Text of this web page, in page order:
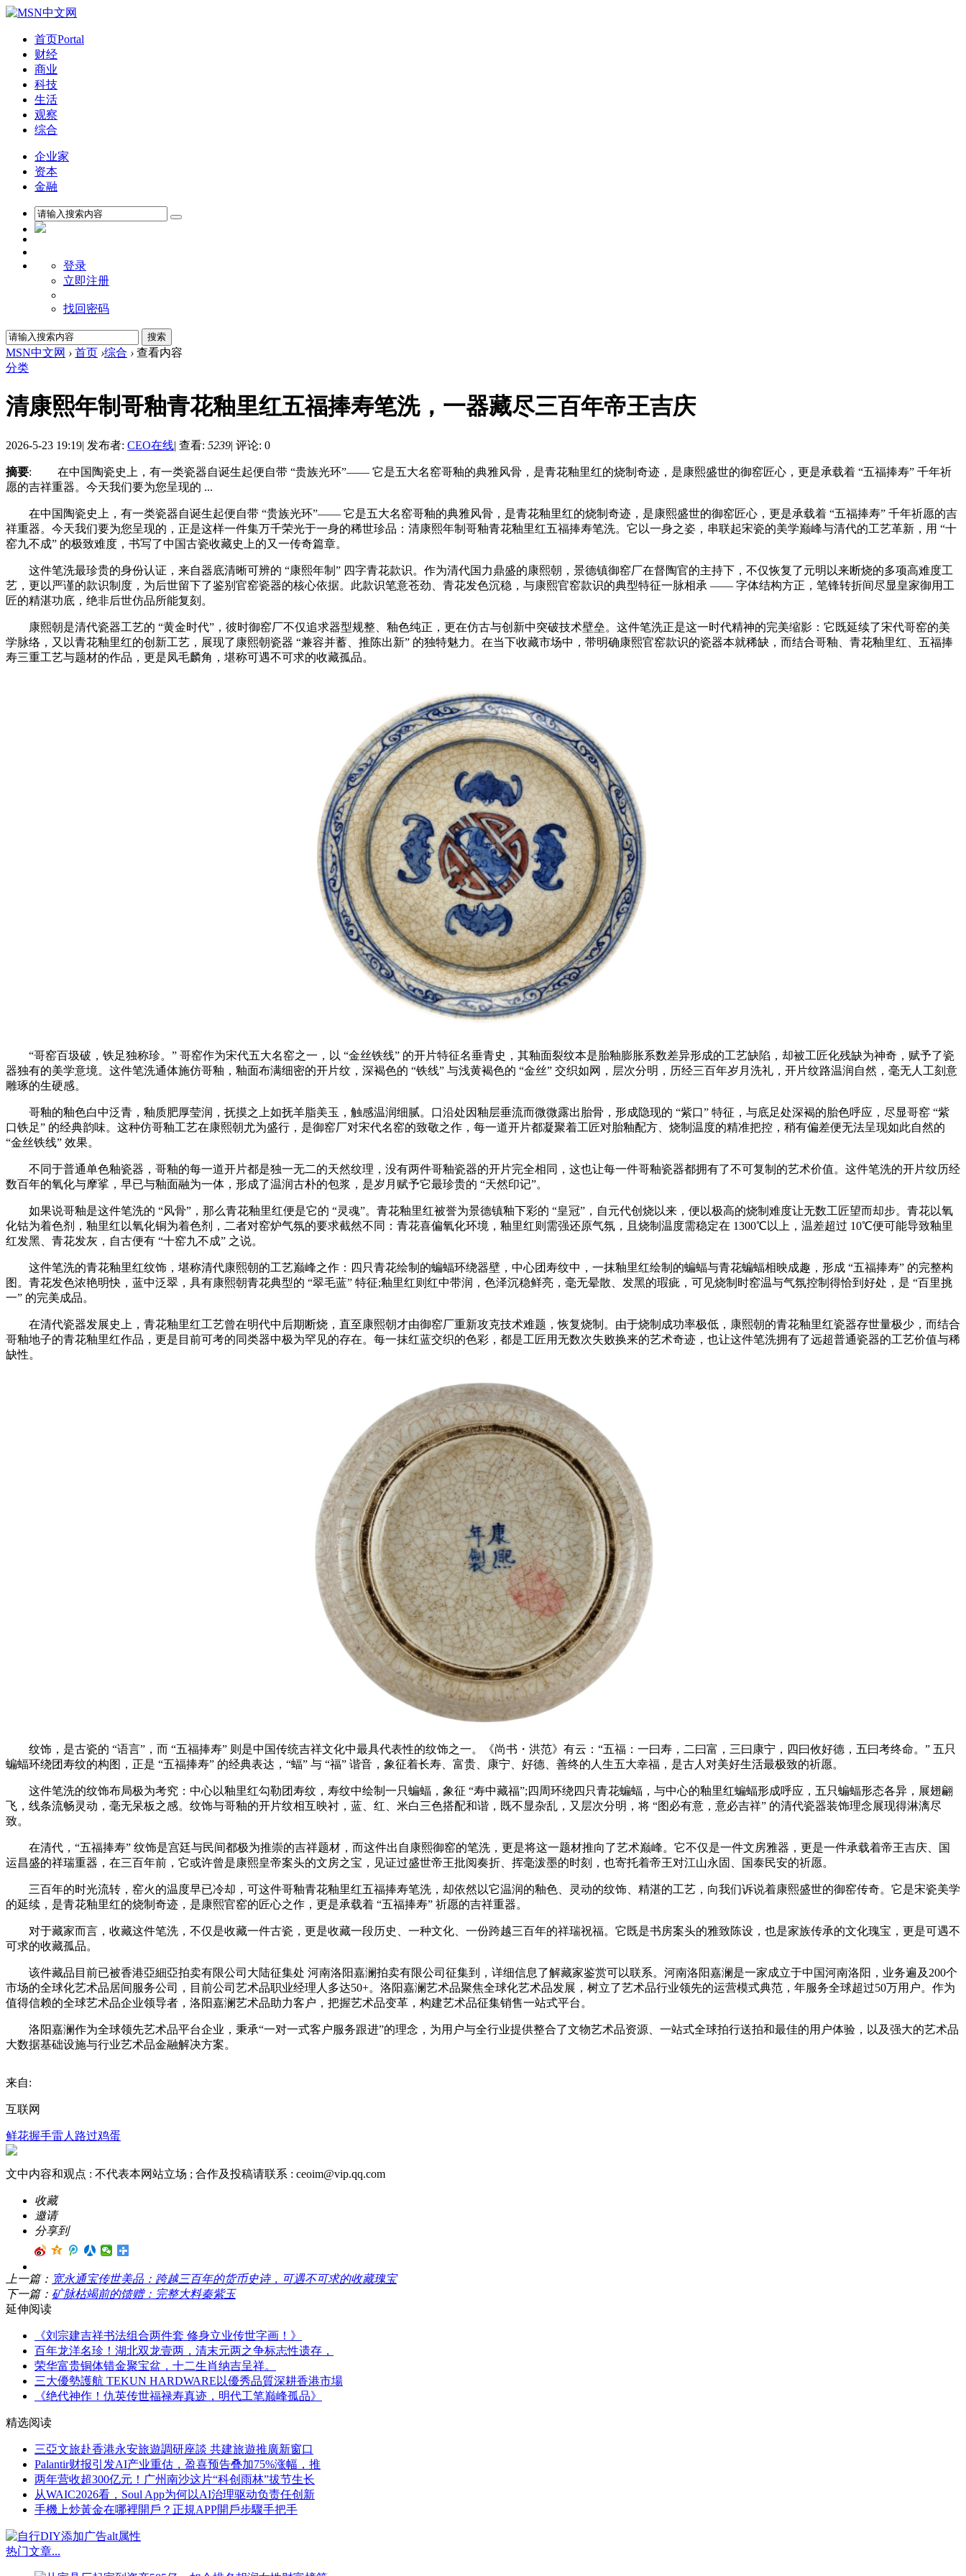
首页Portal
财经
商业
科技
生活
观察
综合
企业家
资本
金融
登录
立即注册
找回密码
MSN中文网 › 首页 ›综合 › 查看内容
分类
清康熙年制哥釉青花釉里红五福捧寿笔洗，一器藏尽三百年帝王吉庆
2026-5-23 19:19| 发布者: CEO在线| 查看: 5239| 评论: 0
摘要: 在中国陶瓷史上，有一类瓷器自诞生起便自带 “贵族光环”—— 它是五大名窑哥釉的典雅风骨，是青花釉里红的烧制奇迹，是康熙盛世的御窑匠心，更是承载着 “五福捧寿” 千年祈
愿的吉祥重器。今天我们要为您呈现的 ...
在中国陶瓷史上，有一类瓷器自诞生起便自带 “贵族光环”—— 它是五大名窑哥釉的典雅风骨，是青花釉里红的烧制奇迹，是康熙盛世的御窑匠心，更是承载着 “五福捧寿” 千年祈愿的吉
祥重器。今天我们要为您呈现的，正是这样一件集万千荣光于一身的稀世珍品：清康熙年制哥釉青花釉里红五福捧寿笔洗。它以一身之姿，串联起宋瓷的美学巅峰与清代的工艺革新，用 “十
窑九不成” 的极致难度，书写了中国古瓷收藏史上的又一传奇篇章。
这件笔洗最珍贵的身份认证，来自器底清晰可辨的 “康熙年制” 四字青花款识。作为清代国力鼎盛的康熙朝，景德镇御窑厂在督陶官的主持下，不仅恢复了元明以来断烧的多项高难度工
艺，更以严谨的款识制度，为后世留下了鉴别官窑瓷器的核心依据。此款识笔意苍劲、青花发色沉稳，与康熙官窑款识的典型特征一脉相承 —— 字体结构方正，笔锋转折间尽显皇家御用工
匠的精湛功底，绝非后世仿品所能复刻。
康熙朝是清代瓷器工艺的 “黄金时代”，彼时御窑厂不仅追求器型规整、釉色纯正，更在仿古与创新中突破技术壁垒。这件笔洗正是这一时代精神的完美缩影：它既延续了宋代哥窑的美
学脉络，又以青花釉里红的创新工艺，展现了康熙朝瓷器 “兼容并蓄、推陈出新” 的独特魅力。在当下收藏市场中，带明确康熙官窑款识的瓷器本就稀缺，而结合哥釉、青花釉里红、五福捧
寿三重工艺与题材的作品，更是凤毛麟角，堪称可遇不可求的收藏孤品。
“哥窑百圾破，铁足独称珍。” 哥窑作为宋代五大名窑之一，以 “金丝铁线” 的开片特征名垂青史，其釉面裂纹本是胎釉膨胀系数差异形成的工艺缺陷，却被工匠化残缺为神奇，赋予了瓷
器独有的美学意境。这件笔洗通体施仿哥釉，釉面布满细密的开片纹，深褐色的 “铁线” 与浅黄褐色的 “金丝” 交织如网，层次分明，历经三百年岁月洗礼，开片纹路温润自然，毫无人工刻意
雕琢的生硬感。
哥釉的釉色白中泛青，釉质肥厚莹润，抚摸之上如抚羊脂美玉，触感温润细腻。口沿处因釉层垂流而微微露出胎骨，形成隐现的 “紫口” 特征，与底足处深褐的胎色呼应，尽显哥窑 “紫
口铁足” 的经典韵味。这种仿哥釉工艺在康熙朝尤为盛行，是御窑厂对宋代名窑的致敬之作，每一道开片都凝聚着工匠对胎釉配方、烧制温度的精准把控，稍有偏差便无法呈现如此自然的
“金丝铁线” 效果。
不同于普通单色釉瓷器，哥釉的每一道开片都是独一无二的天然纹理，没有两件哥釉瓷器的开片完全相同，这也让每一件哥釉瓷器都拥有了不可复制的艺术价值。这件笔洗的开片纹历经
数百年的氧化与摩挲，早已与釉面融为一体，形成了温润古朴的包浆，是岁月赋予它最珍贵的 “天然印记”。
如果说哥釉是这件笔洗的 “风骨”，那么青花釉里红便是它的 “灵魂”。青花釉里红被誉为景德镇釉下彩的 “皇冠”，自元代创烧以来，便以极高的烧制难度让无数工匠望而却步。青花以氧
化钴为着色剂，釉里红以氧化铜为着色剂，二者对窑炉气氛的要求截然不同：青花喜偏氧化环境，釉里红则需强还原气氛，且烧制温度需稳定在 1300℃以上，温差超过 10℃便可能导致釉里
红发黑、青花发灰，自古便有 “十窑九不成” 之说。
这件笔洗的青花釉里红纹饰，堪称清代康熙朝的工艺巅峰之作：四只青花绘制的蝙蝠环绕器壁，中心团寿纹中，一抹釉里红绘制的蝙蝠与青花蝙蝠相映成趣，形成 “五福捧寿” 的完整构
图。青花发色浓艳明快，蓝中泛翠，具有康熙朝青花典型的 “翠毛蓝” 特征;釉里红则红中带润，色泽沉稳鲜亮，毫无晕散、发黑的瑕疵，可见烧制时窑温与气氛控制得恰到好处，是 “百里挑
一” 的完美成品。
在清代瓷器发展史上，青花釉里红工艺曾在明代中后期断烧，直至康熙朝才由御窑厂重新攻克技术难题，恢复烧制。由于烧制成功率极低，康熙朝的青花釉里红瓷器存世量极少，而结合
哥釉地子的青花釉里红作品，更是目前可考的同类器中极为罕见的存在。每一抹红蓝交织的色彩，都是工匠用无数次失败换来的艺术奇迹，也让这件笔洗拥有了远超普通瓷器的工艺价值与稀
缺性。
纹饰，是古瓷的 “语言”，而 “五福捧寿” 则是中国传统吉祥文化中最具代表性的纹饰之一。《尚书・洪范》有云：“五福：一曰寿，二曰富，三曰康宁，四曰攸好德，五曰考终命。” 五只
蝙蝠环绕团寿纹的构图，正是 “五福捧寿” 的经典表达，“蝠” 与 “福” 谐音，象征着长寿、富贵、康宁、好德、善终的人生五大幸福，是古人对美好生活最极致的祈愿。
这件笔洗的纹饰布局极为考究：中心以釉里红勾勒团寿纹，寿纹中绘制一只蝙蝠，象征 “寿中藏福”;四周环绕四只青花蝙蝠，与中心的釉里红蝙蝠形成呼应，五只蝙蝠形态各异，展翅翩
飞，线条流畅灵动，毫无呆板之感。纹饰与哥釉的开片纹相互映衬，蓝、红、米白三色搭配和谐，既不显杂乱，又层次分明，将 “图必有意，意必吉祥” 的清代瓷器装饰理念展现得淋漓尽
致。
在清代，“五福捧寿” 纹饰是宫廷与民间都极为推崇的吉祥题材，而这件出自康熙御窑的笔洗，更是将这一题材推向了艺术巅峰。它不仅是一件文房雅器，更是一件承载着帝王吉庆、国
运昌盛的祥瑞重器，在三百年前，它或许曾是康熙皇帝案头的文房之宝，见证过盛世帝王批阅奏折、挥毫泼墨的时刻，也寄托着帝王对江山永固、国泰民安的祈愿。
三百年的时光流转，窑火的温度早已冷却，可这件哥釉青花釉里红五福捧寿笔洗，却依然以它温润的釉色、灵动的纹饰、精湛的工艺，向我们诉说着康熙盛世的御窑传奇。它是宋瓷美学
的延续，是青花釉里红的烧制奇迹，是康熙官窑的匠心之作，更是承载着 “五福捧寿” 祈愿的吉祥重器。
对于藏家而言，收藏这件笔洗，不仅是收藏一件古瓷，更是收藏一段历史、一种文化、一份跨越三百年的祥瑞祝福。它既是书房案头的雅致陈设，也是家族传承的文化瑰宝，更是可遇不
可求的收藏孤品。
该件藏品目前已被香港亞細亞拍卖有限公司大陆征集处 河南洛阳嘉澜拍卖有限公司征集到，详细信息了解藏家鉴赏可以联系。河南洛阳嘉澜是一家成立于中国河南洛阳，业务遍及200个
市场的全球化艺术品居间服务公司，目前公司艺术品职业经理人多达50+。洛阳嘉澜艺术品聚焦全球化艺术品发展，树立了艺术品行业领先的运营模式典范，年服务全球超过50万用户。作为
值得信赖的全球艺术品企业领导者，洛阳嘉澜艺术品助力客户，把握艺术品变革，构建艺术品征集销售一站式平台。
洛阳嘉澜作为全球领先艺术品平台企业，秉承“一对一式客户服务跟进”的理念，为用户与全行业提供整合了文物艺术品资源、一站式全球拍行送拍和最佳的用户体验，以及强大的艺术品
大数据基础设施与行业艺术品金融解决方案。
来自:
互联网
鲜花握手雷人 路过鸡蛋
文中内容和观点 : 不代表本网站立场 ; 合作及投稿请联系 : ceoim@vip.qq.com
收藏
邀请
分享到
上一篇： 宽永通宝传世美品：跨越三百年的货币史诗，可遇不可求的收藏瑰宝
下一篇： 矿脉枯竭前的馈赠：完整大料秦紫玉
延伸阅读
《刘宗建吉祥书法组合两件套 修身立业传世字画！》
百年龙洋名珍！湖北双龙壹两，清末元两之争标志性遗存，
荣华富贵铜体错金聚宝盆，十二生肖纳吉呈祥。
三大優勢護航 TEKUN HARDWARE以優秀品質深耕香港市場
《绝代神作！仇英传世福禄寿真迹，明代工笔巅峰孤品》
精选阅读
三亞文旅赴香港永安旅遊調研座談 共建旅遊推廣新窗口
Palantir财报引发AI产业重估，盈喜预告叠加75%涨幅，推
两年营收超300亿元！广州南沙这片“科创雨林”拔节生长
从WAIC2026看，Soul App为何以AI治理驱动负责任创新
​手機上炒黃金在哪裡開戶？正規APP開戶步驟手把手
热门文章...